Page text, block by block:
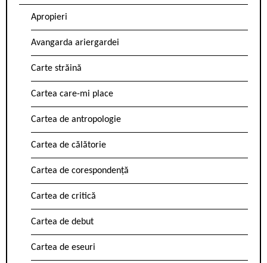
Apropieri
Avangarda ariergardei
Carte străină
Cartea care-mi place
Cartea de antropologie
Cartea de călătorie
Cartea de corespondență
Cartea de critică
Cartea de debut
Cartea de eseuri